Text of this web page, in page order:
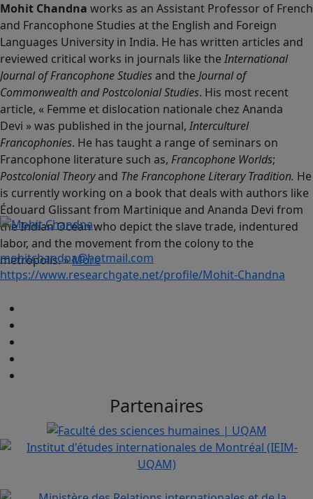
Mohit Chandna works as an Assistant Professor of French
and Francophone Studies at the English and Foreign
Languages University in India. He has written articles and
reviewed critical works in journals like the International
Journal of Francophone Studiesand the Journal of
Commonwealth and Postcolonial Studies. His most recent
article, « Femme et dislocation nationale chez Ananda
Devi » was published in the journal, Interculturel
Francophonies. He has taught a range of seminars on
Francophone literature such as, Francophone Worlds;
Postcolonial Theoryand The Francophone Literary Tradition. He
is currently working on a book that deals with authors like
Édouard Glissant from Martinique and Ananda Devi from
the Indian Ocean who depict the slave trade, indentured
labor, and the movement from the colony to the
metropolis. »More
mohitchandna@hotmail.com
https://www.researchgate.net/profile/Mohit-Chandna
Partenaires